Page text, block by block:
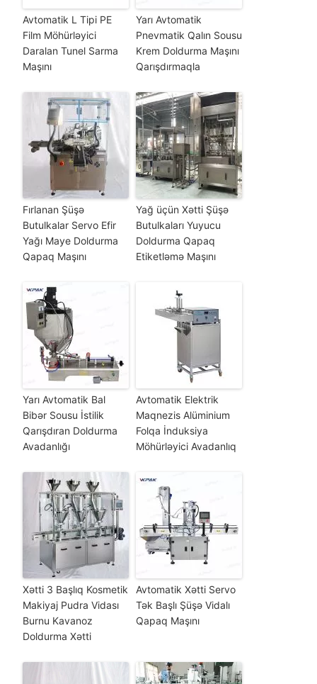
Avtomatik L Tipi PE
Film Möhürləyici
Daralan Tunel Sarma
Maşını
Yarı Avtomatik
Pnevmatik Qalın Sousu
Krem Doldurma Maşını
Qarışdırmaqla
Fırlanan Şüşə
Butulkalar Servo Efir
Yağı Maye Doldurma
Qapaq Maşını
Yağ üçün Xətti Şüşə
Butulkaları Yuyucu
Doldurma Qapaq
Etiketləmə Maşını
Yarı Avtomatik Bal
Bibər Sousu İstilik
Qarışdıran Doldurma
Avadanlığı
Avtomatik Elektrik
Maqnezis Alüminium
Folqa İnduksiya
Möhürləyici Avadanlıq
Xətti 3 Başlıq Kosmetik
Makiyaj Pudra Vidası
Burnu Kavanoz
Doldurma Xətti
Avtomatik Xətti Servo
Tək Başlı Şüşə Vidalı
Qapaq Maşını